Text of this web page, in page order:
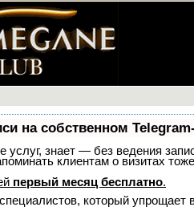
на собственном
услуг, знает — без ведения
клиентам о визитах
первый месяц бесплатно.
который упрощает